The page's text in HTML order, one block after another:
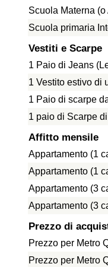
Scuola Materna
Scuola primaria
Vestiti e Scarpe
1 Paio di Jeans
1 Vestito estivo di
1 Paio di scarpe
1 paio di Scarpe
Affitto mensile
Appartamento (1
Appartamento (1
Appartamento (3
Appartamento (3
Prezzo di
Prezzo per Metro
Prezzo per Metro